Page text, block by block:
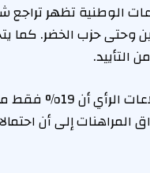
الوطنية تظهر
وحتى حزب الخضر. كما
تقييمات ستارمر الشخصية
-45%. وتتشير أسواق المراهنات